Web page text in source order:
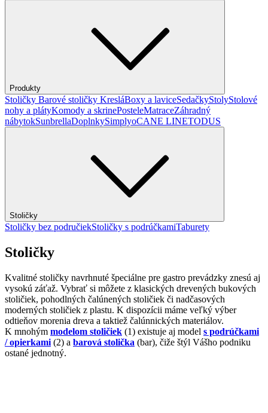
Produkty
Stoličky Barové stoličky KresláBoxy a laviceSedačkyStolyStolové
nohy a plátyKomody a skrinePosteleMatraceZáhradný
nábytokSunbrellaDoplnkySimplyoCANE LINETODUS
Stoličky
Stoličky bez područiekStoličky s podrúčkamiTaburety
Stoličky
Kvalitné stoličky navrhnuté špeciálne pre gastro prevádzky znesú aj
vysokú záťaž. Vybrať si môžete z klasických drevených bukových
stoličiek, pohodlných čalúnených stoličiek či nadčasových
moderných stoličiek z plastu. K dispozícii máme veľký výber
odtieňov morenia dreva a taktiež čalúnnických materiálov.
K mnohým modelom stoličiek (1) existuje aj model s podrúčkami
/ opierkami (2) a barová stolička (bar), čiže štýl Vášho podniku
ostané jednotný.